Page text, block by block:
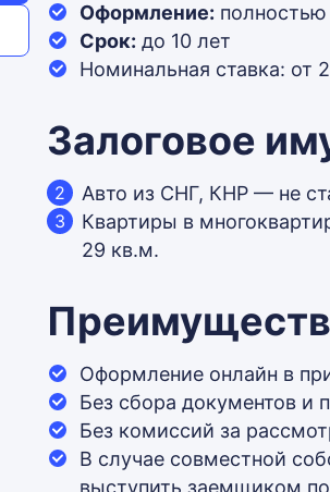
Оформление:
Срок: до 10 лет
Номинальная ставка: от
Залоговое
Авто из СНГ, КНР — не
Квартиры в
29 кв.м.
Оформление онлайн в
Без сбора документов и
Без комиссий за
В случае совместной
выступить заемщиком